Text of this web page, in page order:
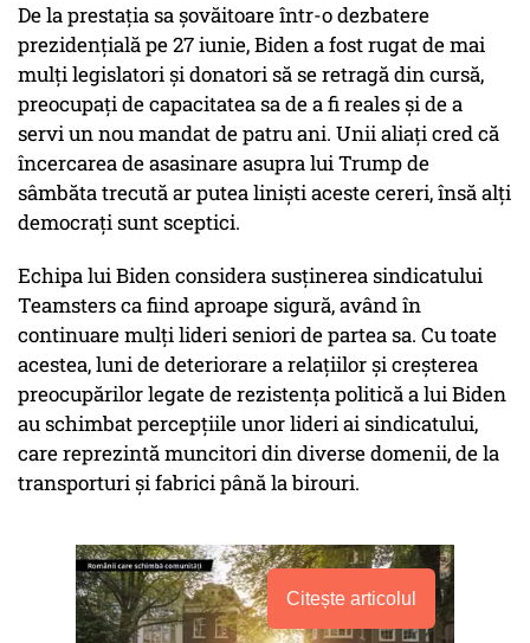
De la prestația sa șovăitoare într-o dezbatere
prezidențială pe 27 iunie, Biden a fost rugat de mai
mulți legislatori și donatori să se retragă din cursă,
preocupați de capacitatea sa de a fi reales și de a
servi un nou mandat de patru ani. Unii aliați cred că
încercarea de asasinare asupra lui Trump de
sâmbăta trecută ar putea liniști aceste cereri, însă alți
democrați sunt sceptici.
Echipa lui Biden considera susținerea sindicatului
Teamsters ca fiind aproape sigură, având în
continuare mulți lideri seniori de partea sa. Cu toate
acestea, luni de deteriorare a relațiilor și creșterea
preocupărilor legate de rezistența politică a lui Biden
au schimbat percepțiile unor lideri ai sindicatului,
care reprezintă muncitori din diverse domenii, de la
transporturi și fabrici până la birouri.
Citește articolul